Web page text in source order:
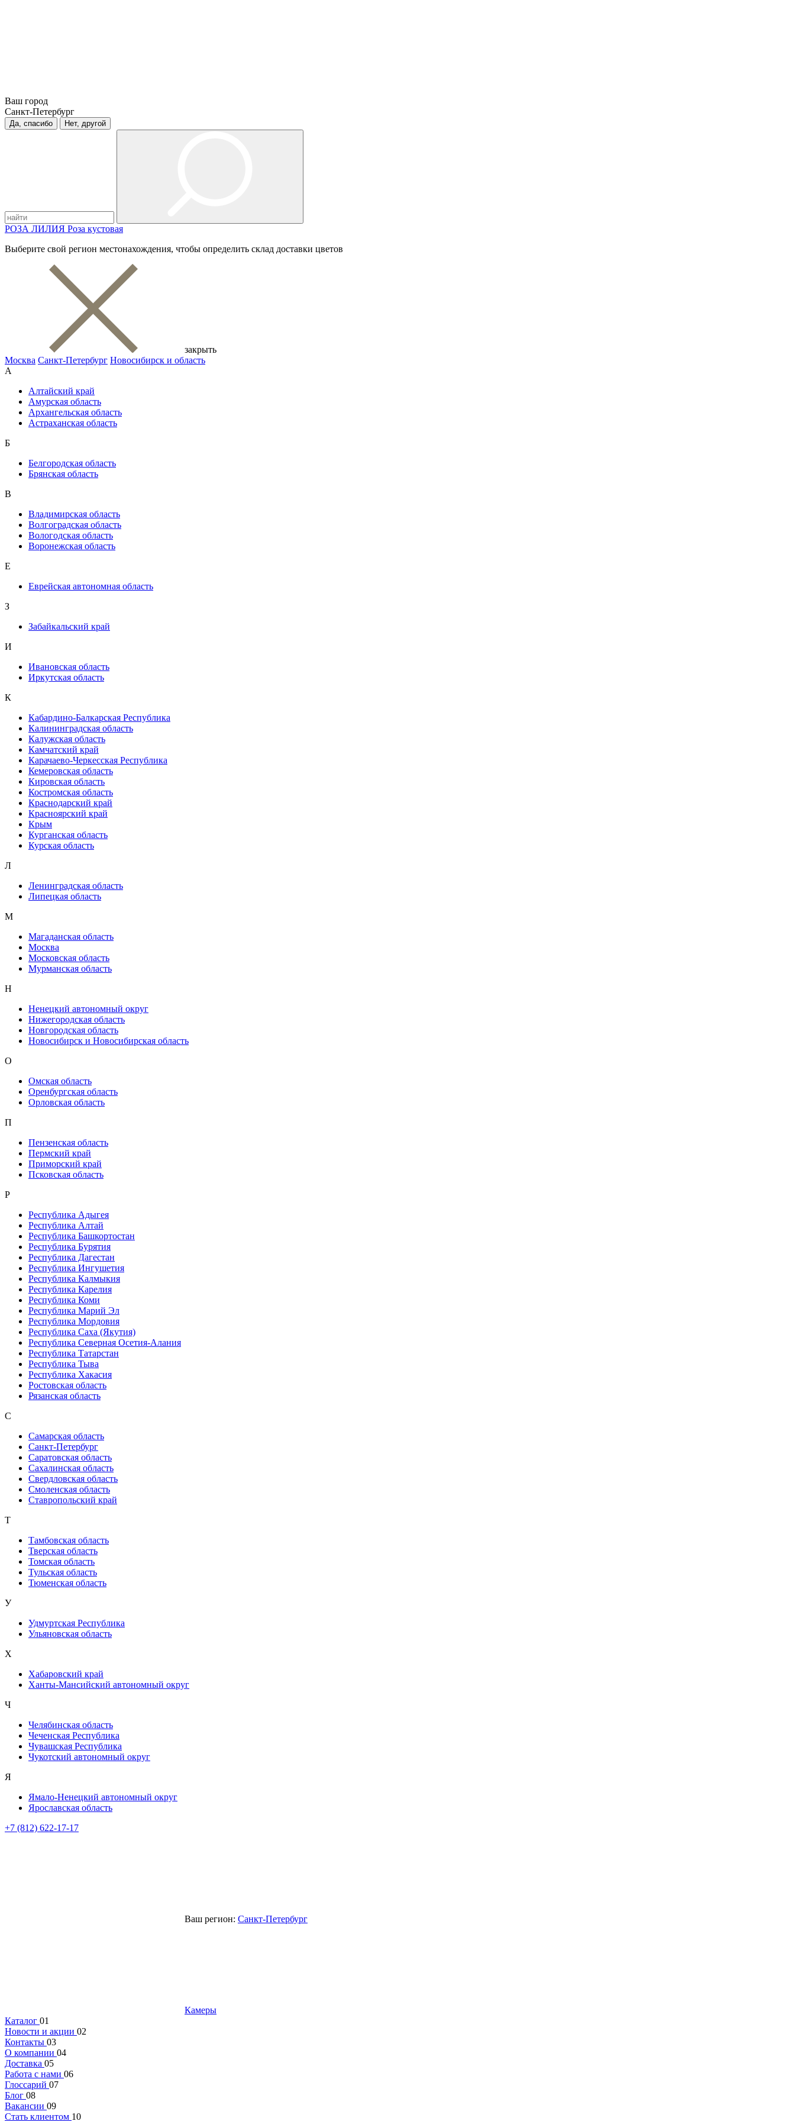
Ваш город
Санкт-Петербург
Да, спасибо Нет, другой
РОЗА ЛИЛИЯ Роза кустовая
Выберите свой регион местонахождения, чтобы определить склад доставки цветов
закрыть
Москва Санкт-Петербург Новосибирск и область
А
Алтайский край
Амурская область
Архангельская область
Астраханская область
Б
Белгородская область
Брянская область
В
Владимирская область
Волгоградская область
Вологодская область
Воронежская область
Е
Еврейская автономная область
З
Забайкальский край
И
Ивановская область
Иркутская область
К
Кабардино-Балкарская Республика
Калининградская область
Калужская область
Камчатский край
Карачаево-Черкесская Республика
Кемеровская область
Кировская область
Костромская область
Краснодарский край
Красноярский край
Крым
Курганская область
Курская область
Л
Ленинградская область
Липецкая область
М
Магаданская область
Москва
Московская область
Мурманская область
Н
Ненецкий автономный округ
Нижегородская область
Новгородская область
Новосибирск и Новосибирская область
О
Омская область
Оренбургская область
Орловская область
П
Пензенская область
Пермский край
Приморский край
Псковская область
Р
Республика Адыгея
Республика Алтай
Республика Башкортостан
Республика Бурятия
Республика Дагестан
Республика Ингушетия
Республика Калмыкия
Республика Карелия
Республика Коми
Республика Марий Эл
Республика Мордовия
Республика Саха (Якутия)
Республика Северная Осетия-Алания
Республика Татарстан
Республика Тыва
Республика Хакасия
Ростовская область
Рязанская область
С
Самарская область
Санкт-Петербург
Саратовская область
Сахалинская область
Свердловская область
Смоленская область
Ставропольский край
Т
Тамбовская область
Тверская область
Томская область
Тульская область
Тюменская область
У
Удмуртская Республика
Ульяновская область
Х
Хабаровский край
Ханты-Мансийский автономный округ
Ч
Челябинская область
Чеченская Республика
Чувашская Республика
Чукотский автономный округ
Я
Ямало-Ненецкий автономный округ
Ярославская область
+7 (812) 622-17-17
Ваш регион: Санкт-Петербург
Камеры
Каталог 01
Новости и акции 02
Контакты 03
О компании 04
Доставка 05
Работа с нами 06
Глоссарий 07
Блог 08
Вакансии 09
Стать клиентом 10